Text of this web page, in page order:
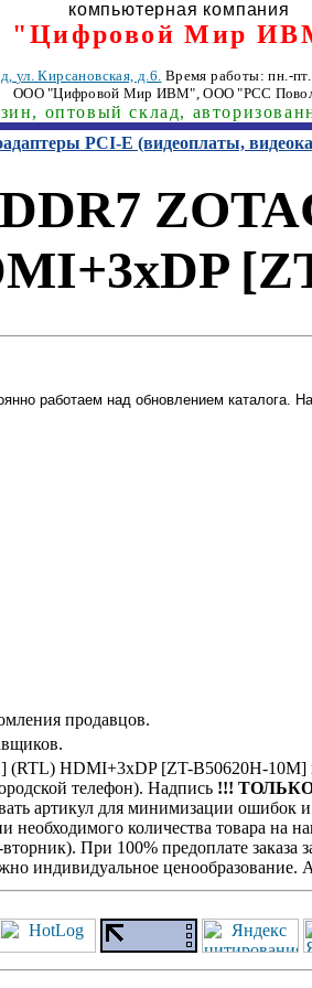
компьютерная компания
"Цифровой Мир
, ул. Кирсановская, д.6. Время работы: пн.-
ООО "Цифровой Мир ИВМ", ООО "РСС
оптовый склад,
PCI-E (видеоплаты,
работаем над обновлением каталога.
продавцов.
(RTL) HDMI+3xDP [ZT-B50620H-
телефон). Надпись !!!
артикул для минимизации
количества товара
При 100% предоплате заказа
индивидуальное ценообразование.